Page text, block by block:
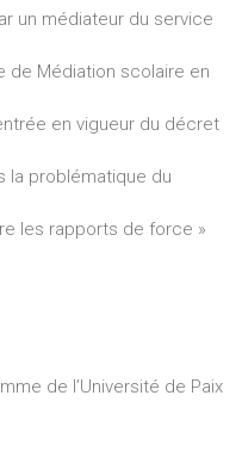
un médiateur du service
de Médiation scolaire en
en vigueur du décret
la problématique du
les rapports de force »
de l’Université de Paix